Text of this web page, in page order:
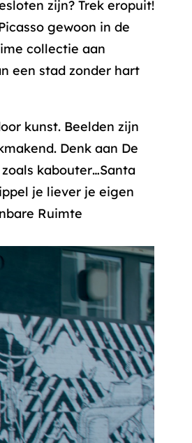
zijn? Trek eropuit!
gewoon in de
collectie aan
een stad zonder hart
kunst. Beelden zijn
Denk aan De
kabouter…Santa
je liever je eigen
Ruimte